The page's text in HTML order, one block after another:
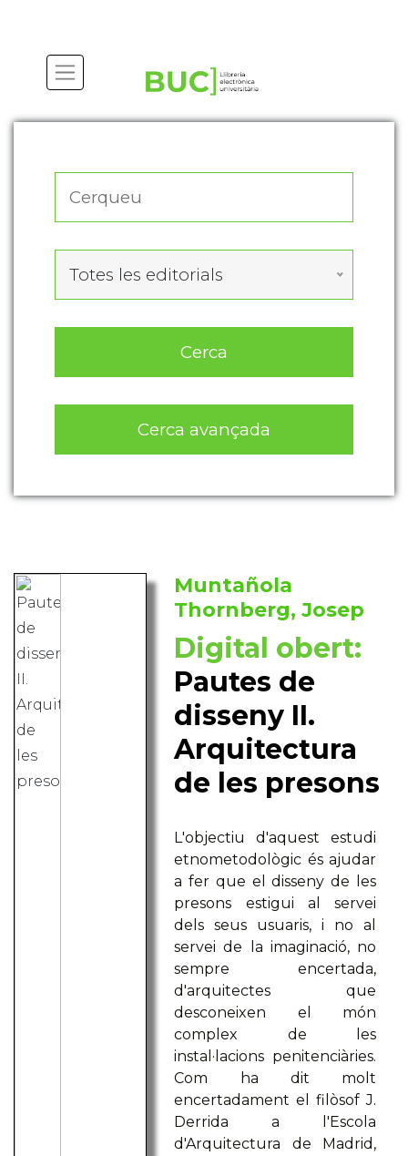
Totes les editorials
Cerca
Cerca avançada
Muntañola
Thornberg, Josep
Digital obert:
Pautes de
disseny II.
Arquitectura
de les presons
L'objectiu d'aquest estudi
etnometodològic és ajudar
a fer que el disseny de les
presons estigui al servei
dels seus usuaris, i no al
servei de la imaginació, no
sempre encertada,
d'arquitectes que
desconeixen el món
complex de les
instal·lacions penitenciàries.
Com ha dit molt
encertadament el filòsof J.
Derrida a l'Escola
d'Arquitectura de Madrid,